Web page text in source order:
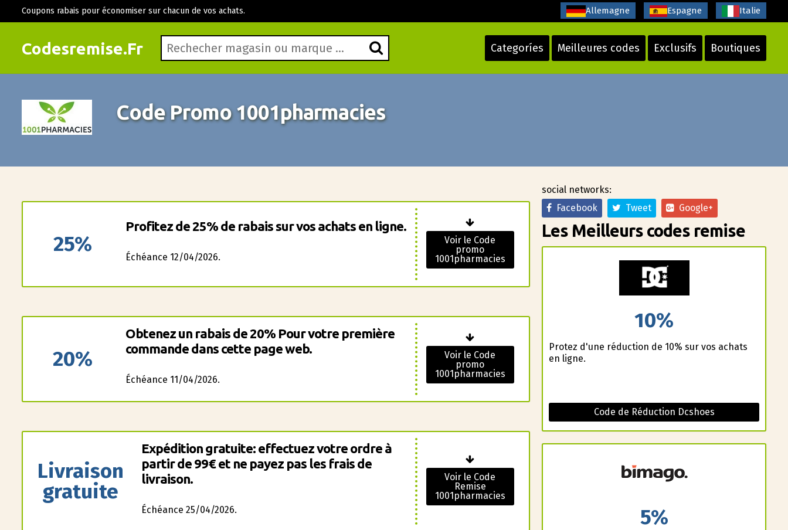
Codesremise.Fr Categoríes Meilleures codes Exclusifs Boutiques
Coupons rabais pour économiser sur chacun de vos achats. Allemagne Espagne Italie
Code Promo 1001pharmacies
25%
Profitez de 25% de rabais sur vos achats en ligne.
Échéance 12/04/2026.
Voir le Code
promo
1001pharmacies
20%
Obtenez un rabais de 20% Pour votre première
commande dans cette page web.
Échéance 11/04/2026.
Voir le Code
promo
1001pharmacies
Livraison
gratuite
Expédition gratuite: effectuez votre ordre à
partir de 99€ et ne payez pas les frais de
livraison.
Échéance 25/04/2026.
Voir le Code
Remise
1001pharmacies
social networks:
Facebook
Tweet Google+
Les Meilleurs codes remise
10%
Profitez d'une réduction de 10% sur vos achats
en ligne.
Code de Réduction Dcshoes
5%